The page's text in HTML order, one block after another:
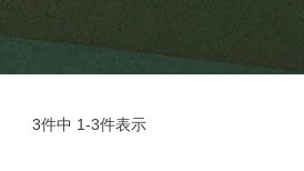
3件中 1-3件表示